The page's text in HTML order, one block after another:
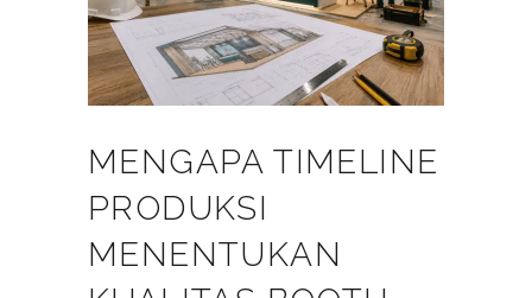
MENGAPA TIMELINE
PRODUKSI
MENENTUKAN